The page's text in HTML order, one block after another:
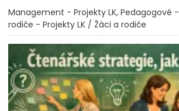
Management - Projekty LK Pedagogové -
rodiče - Projekty LK / Žáci a rodiče